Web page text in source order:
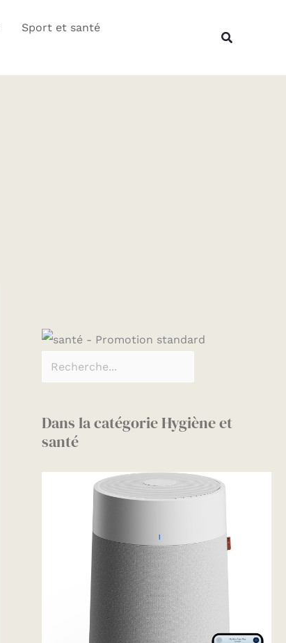
Sport et santé
Dans la catégorie Hygiène et
santé